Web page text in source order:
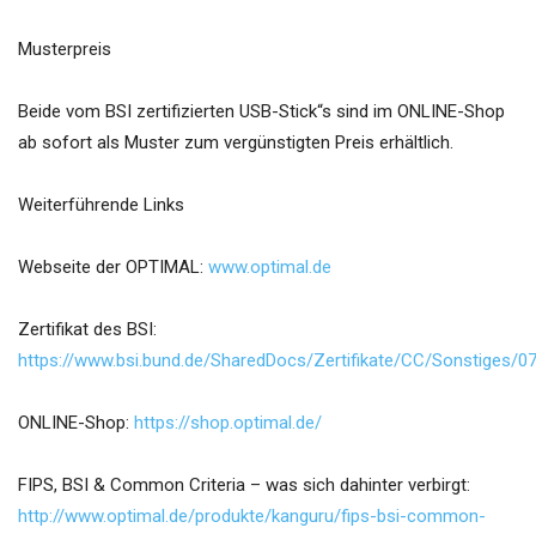
Musterpreis
Beide vom BSI zertifizierten USB-Stick“s sind im ONLINE-Shop
ab sofort als Muster zum vergünstigten Preis erhältlich.
Weiterführende Links
Webseite der OPTIMAL: www.optimal.de
Zertifikat des BSI:
https://www.bsi.bund.de/SharedDocs/Zertifikate/CC/Sonstiges/
ONLINE-Shop: https://shop.optimal.de/
FIPS, BSI & Common Criteria – was sich dahinter verbirgt:
http://www.optimal.de/produkte/kanguru/fips-bsi-common-